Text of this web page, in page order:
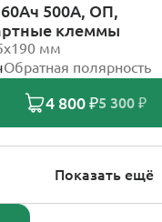
500А, ОП,
клеммы
мм
Обратная полярность
4 800 ₽5 300 ₽
Показать ещё